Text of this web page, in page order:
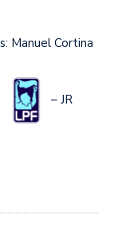
Manuel Cortina
– JR